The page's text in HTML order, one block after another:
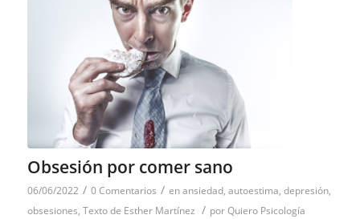
Obsesión por comer sano
06/06/2022 / 0 Comentarios / enansiedad, autoestima, depresión,
obsesiones, Texto de Esther Martínez / porQuiero Psicología